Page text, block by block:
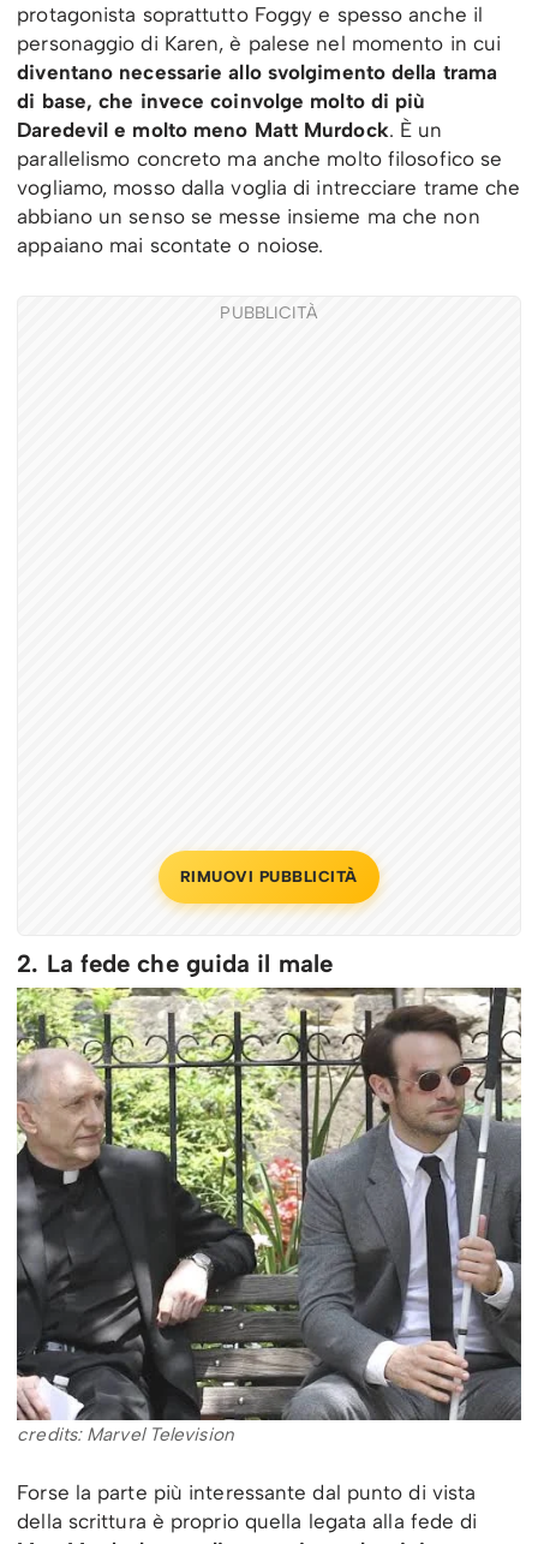
protagonista soprattutto Foggy e spesso anche il
personaggio di Karen, è palese nel momento in cui
diventano necessarie allo svolgimento della trama
di base, che invece coinvolge molto di più
Daredevil e molto meno Matt Murdock. È un
parallelismo concreto ma anche molto filosofico se
vogliamo, mosso dalla voglia di intrecciare trame che
abbiano un senso se messe insieme ma che non
appaiano mai scontate o noiose.
PUBBLICITÀ
RIMUOVI PUBBLICITÀ
2. La fede che guida il male
credits: Marvel Television
Forse la parte più interessante dal punto di vista
della scrittura è proprio quella legata alla fede di